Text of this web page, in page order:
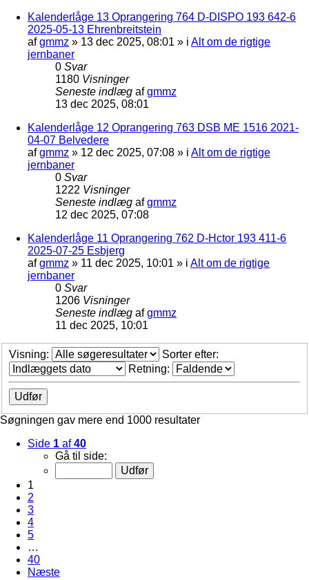
Kalenderlåge 13 Oprangering 764 D-DISPO 193 642-6
2025-05-13 Ehrenbreitstein
afgmmz » 13 dec 2025, 08:01 » i Alt om de rigtige
jernbaner
0 Svar
1180 Visninger
Seneste indlæg afgmmz
13 dec 2025, 08:01
Kalenderlåge 12 Oprangering 763 DSB ME 1516 2021-
04-07 Belvedere
afgmmz » 12 dec 2025, 07:08 » i Alt om de rigtige
jernbaner
0 Svar
1222 Visninger
Seneste indlæg afgmmz
12 dec 2025, 07:08
Kalenderlåge 11 Oprangering 762 D-Hctor 193 411-6
2025-07-25 Esbjerg
afgmmz » 11 dec 2025, 10:01 » i Alt om de rigtige
jernbaner
0 Svar
1206 Visninger
Seneste indlæg afgmmz
11 dec 2025, 10:01
Visning:
Sorter efter:
Retning:
Søgningen gav mere end 1000 resultater
Side 1 af40
Gå til side:
1
2
3
4
5
…
40
Næste